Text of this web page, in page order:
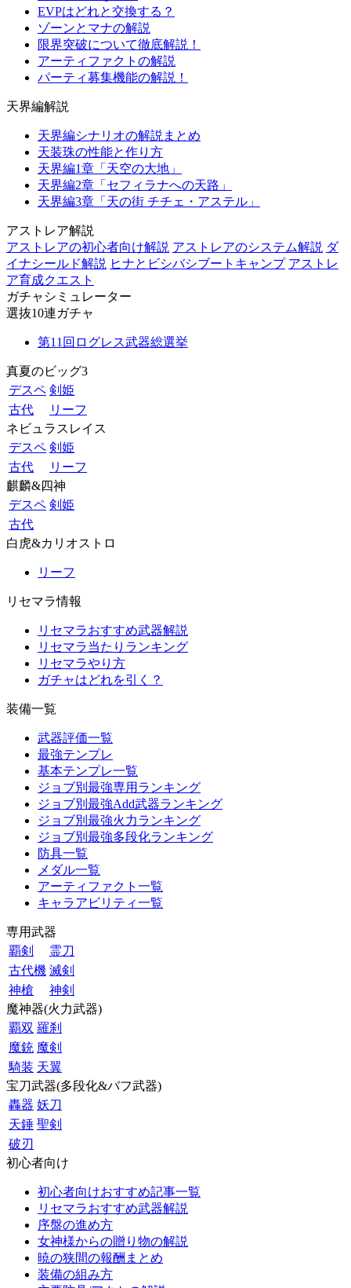
EVPはどれと交換する？
ゾーンとマナの解説
限界突破について徹底解説！
アーティファクトの解説
パーティ募集機能の解説！
天界編解説
天界編シナリオの解説まとめ
天装珠の性能と作り方
天界編1章「天空の大地」
天界編2章「セフィラナへの天路」
天界編3章「天の街 チチェ・アステル」
アストレア解説
アストレアの初心者向け解説 アストレアのシステム解説 ダ
イナシールド解説 ヒナとビシバシブートキャンプ アストレ
ア育成クエスト
ガチャシミュレーター
選抜10連ガチャ
第11回ログレス武器総選挙
真夏のビッグ3
デスペ 剣姫
古代
リーフ
ネビュラスレイス
デスペ 剣姫
古代
リーフ
麒麟&四神
デスペ 剣姫
古代
白虎&カリオストロ
リーフ
リセマラ情報
リセマラおすすめ武器解説
リセマラ当たりランキング
リセマラやり方
ガチャはどれを引く？
装備一覧
武器評価一覧
最強テンプレ
基本テンプレ一覧
ジョブ別最強専用ランキング
ジョブ別最強Add武器ランキング
ジョブ別最強火力ランキング
ジョブ別最強多段化ランキング
防具一覧
メダル一覧
アーティファクト一覧
キャラアビリティ一覧
専用武器
覇剣
霊刀
古代機 滅剣
神槍
神剣
魔神器(火力武器)
覇双 羅刹
魔銃 魔剣
騎装 天翼
宝刀武器(多段化&バフ武器)
轟器 妖刀
天錘 聖剣
破刃
初心者向け
初心者向けおすすめ記事一覧
リセマラおすすめ武器解説
序盤の進め方
女神様からの贈り物の解説
暁の狭間の報酬まとめ
装備の組み方